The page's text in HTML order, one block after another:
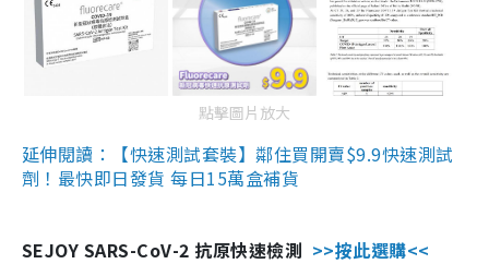
點擊圖片放大
延伸閱讀：【快速測試套裝】鄰住買開賣$9.9快速測試
劑！最快即日發貨 每日15萬盒補貨
SEJOY SARS-CoV-2 抗原快速檢測 >>按此選購<<